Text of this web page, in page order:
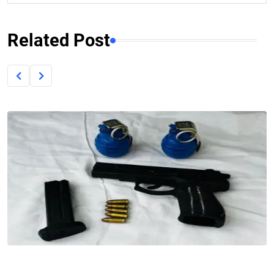
Related Post